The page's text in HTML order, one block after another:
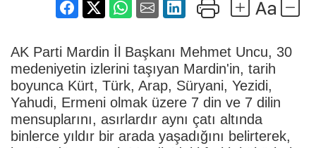
AK Parti Mardin İl Başkanı Mehmet Uncu, 30
medeniyetin izlerini taşıyan Mardin'in, tarih
boyunca Kürt, Türk, Arap, Süryani, Yezidi,
Yahudi, Ermeni olmak üzere 7 din ve 7 dilin
mensuplarını, asırlardır aynı çatı altında
binlerce yıldır bir arada yaşadığını belirterek,